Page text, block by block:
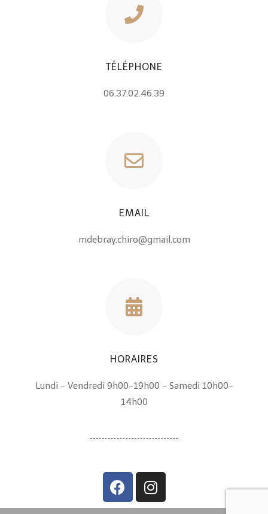
TÉLÉPHONE
06.37.02.46.39
EMAIL
mdebray.chiro@gmail.com
HORAIRES
Lundi - Vendredi 9h00-19h00 - Samedi 10h00-
14h00